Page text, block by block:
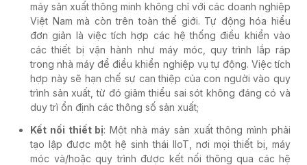
máy sản xuất thông minh không chỉ với các doanh nghiệp
Việt Nam mà còn trên toàn thế giới. Tự động hóa hiểu
đơn giản là việc tích hợp các hệ thống điều khiển vào
các thiết bị vận hành như máy móc, quy trình lắp ráp
trong nhà máy để điều khiển nghiệp vụ tự động. Việc tích
hợp này sẽ hạn chế sự can thiệp của con người vào quy
trình sản xuất, từ đó giảm thiểu sai sót không đáng có và
duy trì ổn định các thông số sản xuất;
Kết nối thiết bị: Một nhà máy sản xuất thông mình phải
tạo lập được một hệ sinh thái IIoT, nơi mọi thiết bị, máy
móc và/hoặc quy trình được kết nối thông qua các hệ